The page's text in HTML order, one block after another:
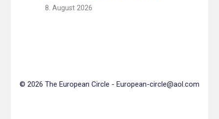
8. August 2026
© 2026 The European Circle - European-circle@aol.com